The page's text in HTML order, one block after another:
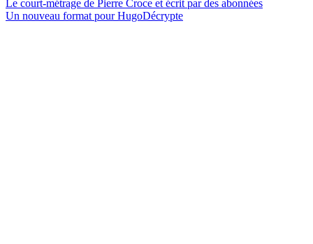
Le court-métrage de Pierre Croce et écrit par des abonnées
Un nouveau format pour HugoDécrypte